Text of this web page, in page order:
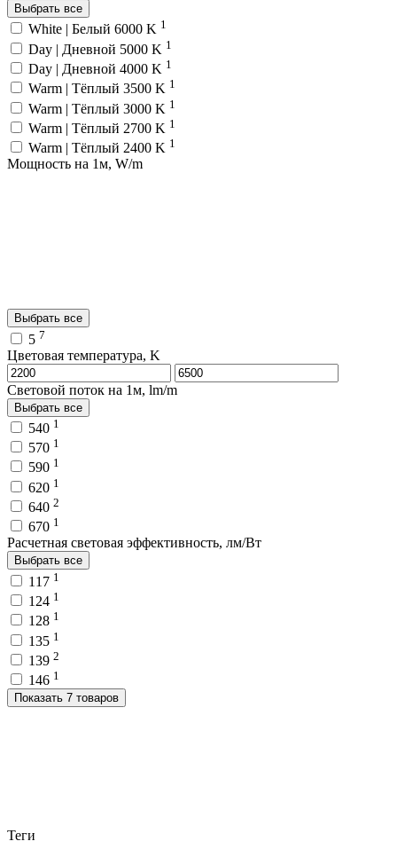
Выбрать все
White | Белый 6000 K 1
Day | Дневной 5000 K 1
Day | Дневной 4000 K 1
Warm | Тёплый 3500 K 1
Warm | Тёплый 3000 K 1
Warm | Тёплый 2700 K 1
Warm | Тёплый 2400 K 1
Мощность на 1м, W/m
Выбрать все
5 7
Цветовая температура, K
Световой поток на 1м, lm/m
Выбрать все
540 1
570 1
590 1
620 1
640 2
670 1
Расчетная световая эффективность, лм/Вт
Выбрать все
117 1
124 1
128 1
135 1
139 2
146 1
Показать 7 товаров
Теги